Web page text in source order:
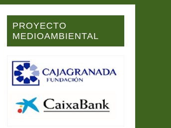
PROYECTO
MEDIOAMBIENTAL